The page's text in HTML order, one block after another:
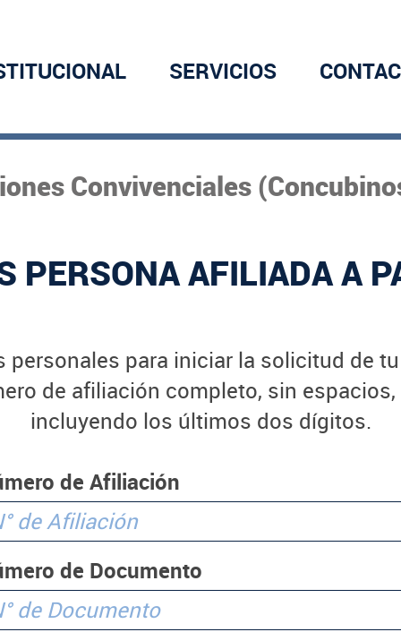
SERVICIOS
Convivenciales
PERSONA AFILIADA A
personales para iniciar la solicitud de
de afiliación completo, sin
incluyendo los últimos dos dígitos.
de Afiliación
de Documento